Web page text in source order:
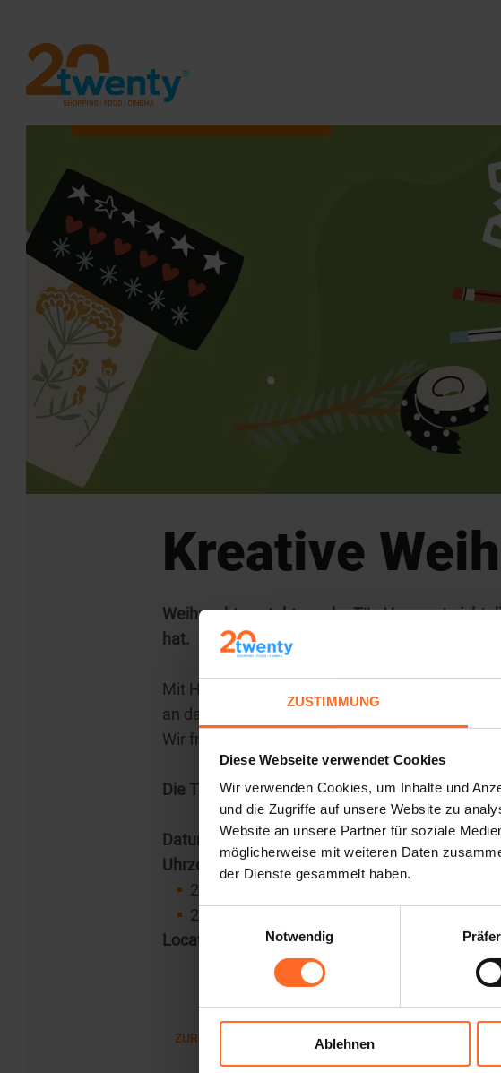
ZUSTIMMUNG
Diese Webseite verwendet Cookies
Wir verwenden Cookies, um Inhalte und
und die Zugriffe auf unsere Website zu
Website an unsere Partner für soziale
möglicherweise mit weiteren Daten
der Dienste gesammelt haben.
Notwendig
Ablehnen
Kreative
Weihnachten steht vor der Tür. Verpasst nicht
hat.
Mit Hilfe unserer Animateure können eure
an das Christkind schreiben und verschicken,
Wir freuen uns auf euren Besuch in unserer
Die Teilnahme ist kostenlos.
Datum
: 20., 21. und 22. Dezember
Uhrzeit
20. Dezember 14:00 – 18:00 Uhr
21.-22. Dezember: 10:00 – 13:00 Uhr und
Location
: 2. Stock gegenüber des Loacker
ZURÜCK ZUR LISTE